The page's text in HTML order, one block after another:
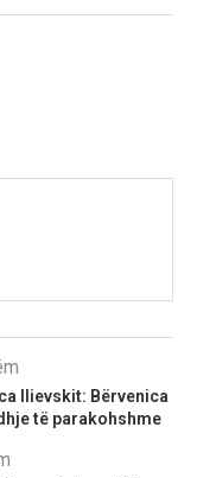
Ilievskit: Bërvenica
të parakohshme